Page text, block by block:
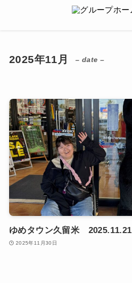
2025年11月 – date –
ゆめタウン久留米 2025.11.21
2025年11月30日